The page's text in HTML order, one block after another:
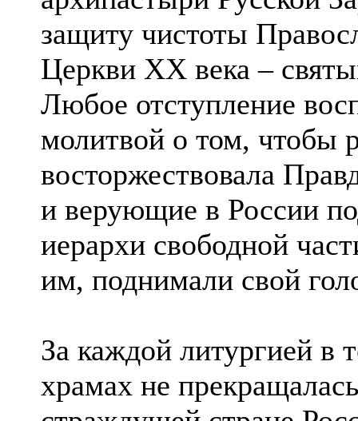
защиту чистоты
Церкви ХХ века –
Любое отступление
молитвой о том, чтобы
восторжествовала
и верующие в России
иерархи свободной
им, поднимали свой
За каждой литургией в
храмах не